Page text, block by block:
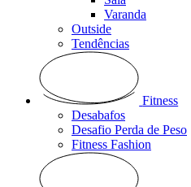
Varanda
Outside
Tendências
Fitness
Desabafos
Desafio Perda de Peso
Fitness Fashion